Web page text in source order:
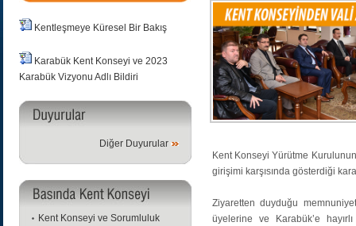
Kentleşmeye Küresel Bir Bakış
Karabük Kent Konseyi ve 2023
Karabük Vizyonu Adlı Bildiri
Diğer Duyurular
Kent Konseyi ve Sorumluluk
Kent Konseyi Yürütme
girişimi karşısında gösterdiği
Ziyaretten duyduğu
üyelerine ve Karabük’e